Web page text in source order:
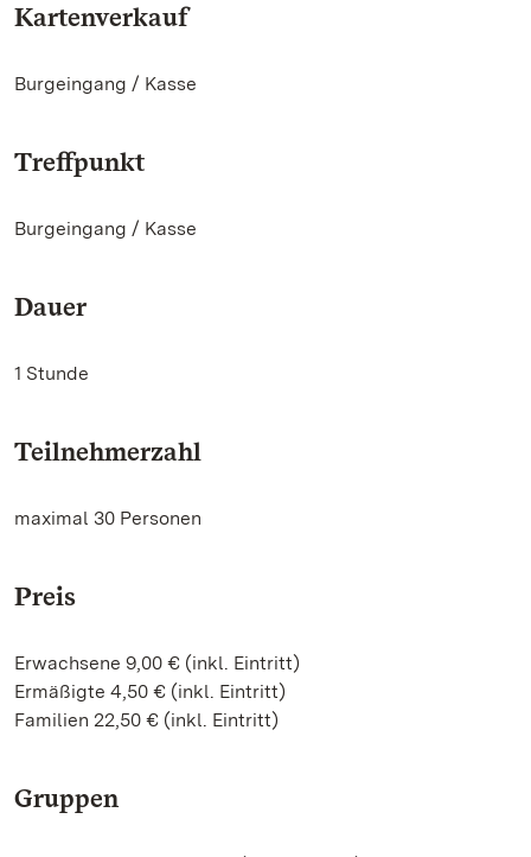
Kartenverkauf
Burgeingang / Kasse
Treffpunkt
Burgeingang / Kasse
Dauer
1 Stunde
Teilnehmerzahl
maximal 30 Personen
Preis
Erwachsene 9,00 € (inkl. Eintritt)
Ermäßigte 4,50 € (inkl. Eintritt)
Familien 22,50 € (inkl. Eintritt)
Gruppen